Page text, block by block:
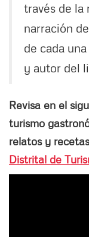
través de la
narración
de cada
y autor del
Revisa en el
turismo
relatos y
Distrital de